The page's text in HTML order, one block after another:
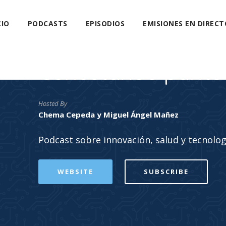
PODCASTS EPISODIOS EMISIONES EN
Conectando
Hosted By
Chema Cepeda y Miguel Ángel Mañez
Podcast sobre innovación, salud y
WEBSITE SUBSCRIBE